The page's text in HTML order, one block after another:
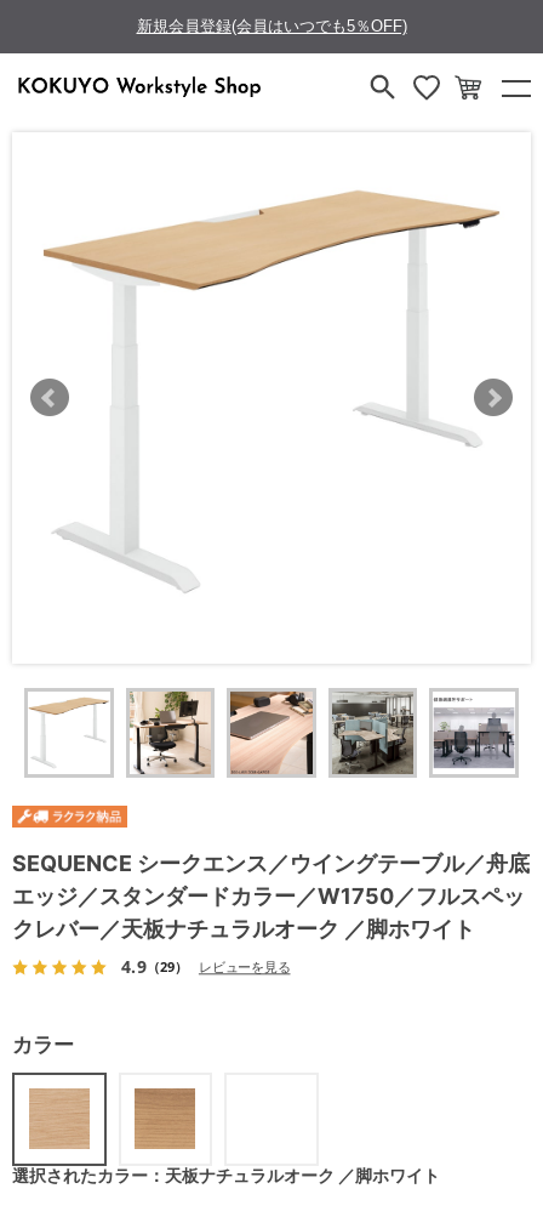
新規会員登録(会員はいつでも5％OFF)
SEQUENCE シークエンス／ウイングテーブル／舟底
エッジ／スタンダードカラー／W1750／フルスペッ
クレバー／天板ナチュラルオーク ／脚ホワイト
4.9（29） レビューを見る
カラー
選択されたカラー：天板ナチュラルオーク ／脚ホワイト